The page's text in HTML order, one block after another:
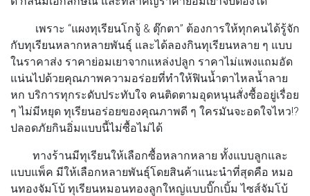
เพราะ “แผงทุเรียนโกจู้ & ตุ๊กตา” ต้องการให้ทุกคนได้รู้จัก
กับทุเรียนหลากหลายพันธุ์ และได้ลองกินทุเรียนหลาย ๆ แบบ
ในราคาส่ง ราคาย่อมเยาจากแหล่งปลูก ราคาไม่แพงแถมอัด
แน่นไปด้วยคุณภาพความอร่อยที่ทำให้ฟินน้ำตาไหลน้ำลาย
หก บริการทุกระดับประทับใจ คนติดตามอุดหนุนสั่งซื้ออยู่เรื่อย
ๆ ไม่มีหยุด ทุเรียนอร่อยของคุณภาพดี ๆ ใครมันจะอดใจไหว!?
ปลอดภัยกินอิ่มแบบนี้ไม่ซื้อไม่ได้
ทางร้านมีทุเรียนให้เลือกซื้อหลากหลาย ทั้งแบบลูกและ
แบบแพ็ค มีให้เลือกหลายพันธุ์โดยสินค้าแนะนำที่สุดคือ หมอ
นทองจัมโบ้ ทุเรียนหมอนทองลูกใหญ่แบบบิ๊กเบิ้ม ไซส์จัมโบ้